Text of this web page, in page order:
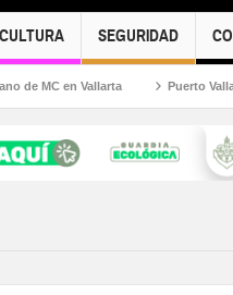
SEGURIDAD
en Vallarta Puerto Vallarta